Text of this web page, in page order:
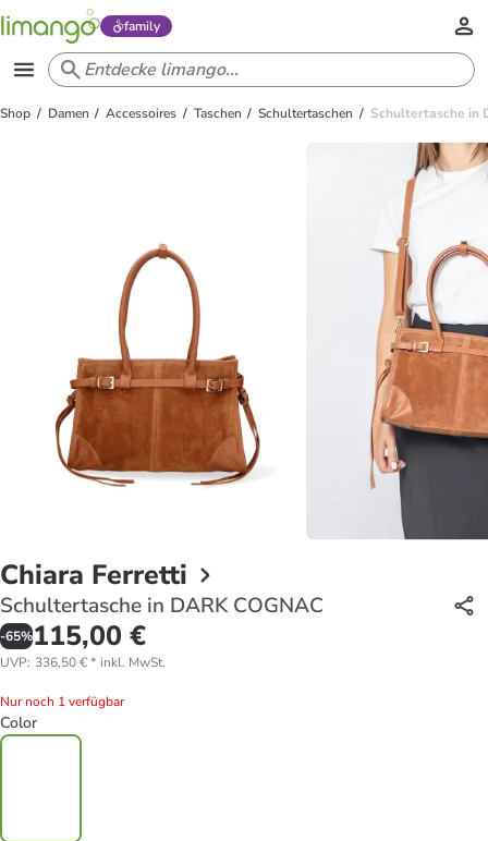
family
Shop Damen Accessoires Taschen Schultertaschen Schultertasche in
Chiara Ferretti
Schultertasche in DARK COGNAC
-65%115,00 €
UVP: 336,50 €* inkl. MwSt.
Nur noch 1 verfügbar
Color